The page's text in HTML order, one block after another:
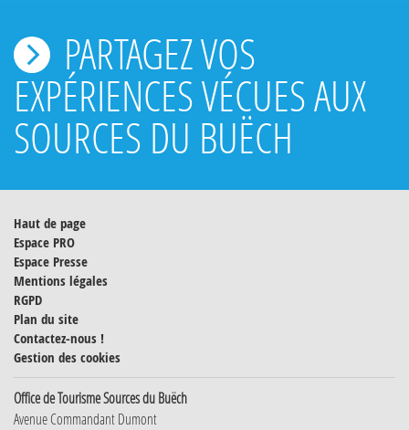
PARTAGEZ VOS
EXPÉRIENCES VÉCUES AUX
SOURCES DU BUËCH
Haut de page
Espace PRO
Espace Presse
Mentions légales
RGPD
Plan du site
Contactez-nous !
Gestion des cookies
Office de Tourisme Sources du Buëch
Avenue Commandant Dumont